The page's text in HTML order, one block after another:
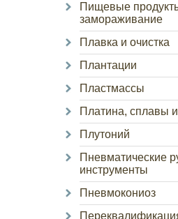
Пищевые
замораживание
Плавка и очистка
Плантации
Пластмассы
Платина, сплавы
Плутоний
Пневматические
инструменты
Пневмокониоз